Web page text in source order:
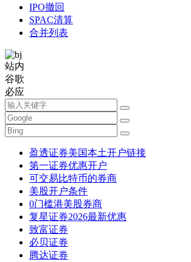
IPO撤回
SPAC清算
合并列表
站内
谷歌
必应
盈透证券美国本土开户链接
第一证券优惠开户
可交易比特币的券商
美股开户条件
0门槛港美股券商
复星证券2026最新优惠
致富证券
必贝证券
腾达证券